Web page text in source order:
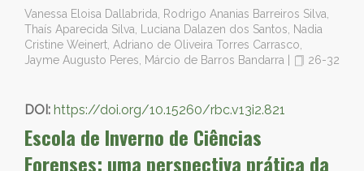
Vanessa Eloisa Dallabrida, Rodrigo Ananias Barreiros Silva,
Thaís Aparecida Silva, Luciana Dalazen dos Santos, Nadia
Cristine Weinert, Adriano de Oliveira Torres Carrasco,
Jayme Augusto Peres, Márcio de Barros Bandarra
26-32
DOI: https://doi.org/10.15260/rbc.v13i2.821
Escola de Inverno de Ciências
Forenses: uma perspectiva prática da